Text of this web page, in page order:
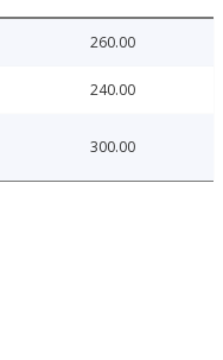
260.00
240.00
300.00